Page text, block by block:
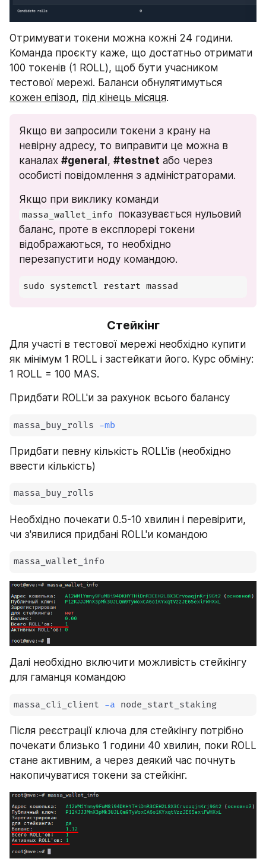
Отримувати токени можна кожні 24 години.
Команда проєкту каже, що достатньо отримати
100 токенів (1 ROLL), щоб бути учасником
кожен епізод, під кінець місяця.
Якщо ви запросили токени з крану на
невірну адресу, то виправити це можна в
каналах #general, #testnet або через
особисті повідомлення з адміністраторами.
massa_wallet_info показувається нульовий
баланс, проте в експлорері токени
відображаються, то необхідно
перезапустити ноду командою.
sudo systemctl restart massad
Стейкінг
Для участі в тестової мережі необхідно купити
як мінімум 1 ROLL і застейкати його. Курс обміну:
1 ROLL = 100 MAS.
Придбати ROLL'и за рахунок всього балансу
massa_buy_rolls -mb
Придбати певну кількість ROLL'ів (необхідно
ввести кількість)
massa_buy_rolls
Необхідно почекати 0.5-10 хвилин і перевірити,
чи з'явилися придбані ROLL'и командою
massa_wallet_info
Далі необхідно включити можливість стейкінгу
для гаманця командою
massa_cli_client -a node_start_staking
Після реєстрації ключа для стейкінгу потрібно
почекати близько 1 години 40 хвилин, поки ROLL
стане активним, а через деякий час почнуть
накопичуватися токени за стейкінг.